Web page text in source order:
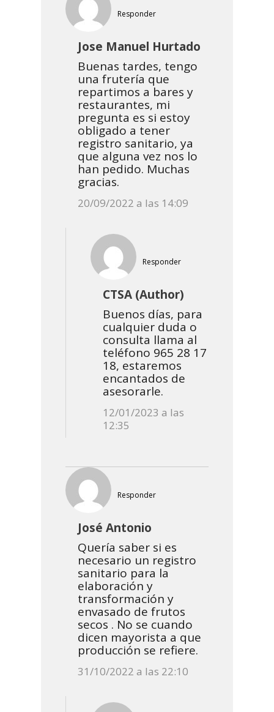
Jose Manuel Hurtado
Responder
Buenas tardes, tengo
una frutería que
repartimos a bares y
restaurantes, mi
pregunta es si estoy
obligado a tener
registro sanitario, ya
que alguna vez nos lo
han pedido. Muchas
gracias.
20/09/2022 a las 14:09
CTSA (Author)
Responder
Buenos días, para
cualquier duda o
consulta llama al
teléfono 965 28 17
18, estaremos
encantados de
asesorarle.
12/01/2023 a las
12:35
José Antonio
Responder
Quería saber si es
necesario un registro
sanitario para la
elaboración y
transformación y
envasado de frutos
secos . No se cuando
dicen mayorista a que
producción se refiere.
31/10/2022 a las 22:10